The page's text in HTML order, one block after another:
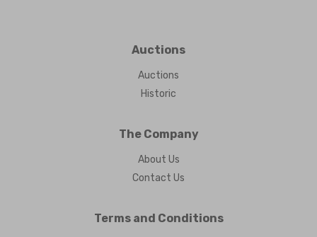
Auctions
Auctions
Historic
The Company
About Us
Contact Us
Terms and Conditions